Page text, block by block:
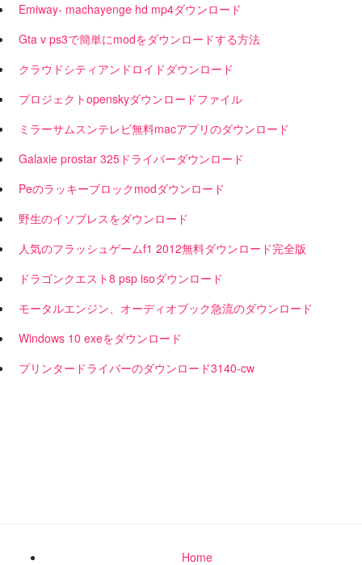
Emiway- machayenge hd mp4ダウンロード
Gta v ps3で簡単にmodをダウンロードする方法
クラウドシティアンドロイドダウンロード
プロジェクトopenskyダウンロードファイル
ミラーサムスンテレビ無料macアプリのダウンロード
Galaxie prostar 325ドライバーダウンロード
Peのラッキーブロックmodダウンロード
野生のイソブレスをダウンロード
人気のフラッシュゲームf1 2012無料ダウンロード完全版
ドラゴンクエスト8 psp isoダウンロード
モータルエンジン、オーディオブック急流のダウンロード
Windows 10 exeをダウンロード
プリンタードライバーのダウンロード3140-cw
Home